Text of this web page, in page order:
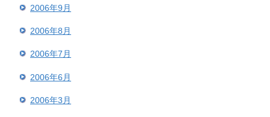
2006年9月
2006年8月
2006年7月
2006年6月
2006年3月